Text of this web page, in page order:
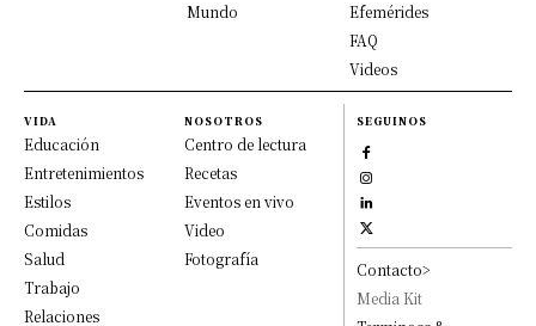
Mundo
Efemérides
FAQ
Videos
VIDA
Educación
Entretenimientos
Estilos
Comidas
Salud
Trabajo
Relaciones
NOSOTROS
Centro de lectura
Recetas
Eventos en vivo
Video
Fotografía
SEGUINOS
Contacto>
Media Kit